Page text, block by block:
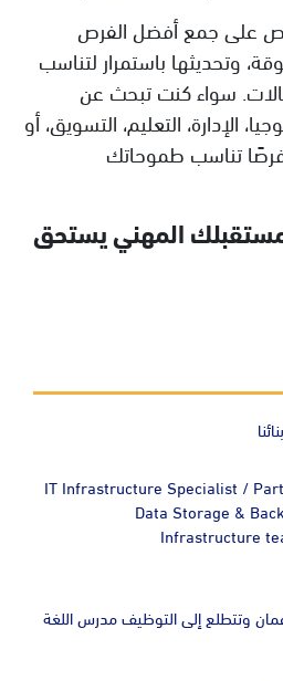
على جمع أفضل الفرص
وتحديثها باستمرار لتناسب
سواء كنت تبحث عن
الإدارة، التعليم، التسويق، أو
تناسب طموحاتك
مستقبلك المهني يستحق
IT Infrastructure Specialist /
Data Storage &
Infrastructure
وتتطلع إلى التوظيف مدرس اللغة